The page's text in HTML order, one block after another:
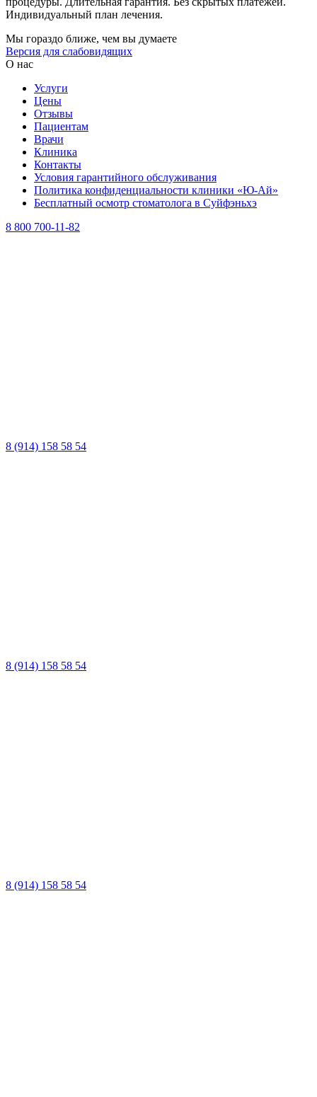
Индивидуальный план лечения.
Мы гораздо ближе, чем вы думаете
Версия для слабовидящих
О нас
Услуги
Цены
Отзывы
Пациентам
Врачи
Клиника
Контакты
Условия гарантийного обслуживания
Политика конфиденциальности клиники «Ю-Ай»
Бесплатный осмотр стоматолога в Суйфэньхэ
8 800 700-11-82
8 (914) 158 58 54
8 (914) 158 58 54
8 (914) 158 58 54